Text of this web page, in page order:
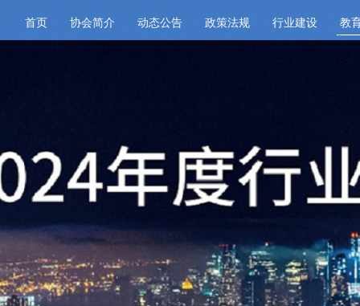
首页 协会简介 动态公告 政策法规 行业建设 教